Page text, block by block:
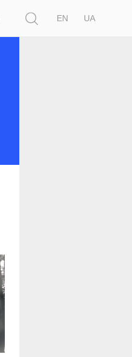
EN
UA